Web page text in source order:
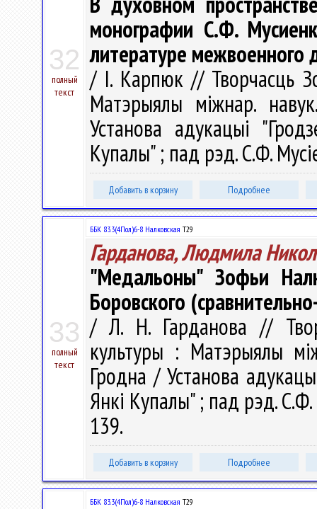
32
полный
текст
монографии С.Ф.
литературе межвоенного
/ І. Карпюк // Творчасць
Матэрыялы міжнар.
Установа адукацыі
Купалы" ; пад рэд. С.Ф.
Добавить в корзину Подробнее
33
полный
текст
ББК 83.3(4Пол)6-8 Налковская Т29
Гарданова, Людмила
"Медальоны" Зофьи
Боровского
/ Л. Н. Гарданова //
культуры : Матэрыялы
Гродна / Установа
Янкі Купалы" ; пад рэд.
139.
Добавить в корзину Подробнее
ББК 83.3(4Пол)6-8 Налковская Т29